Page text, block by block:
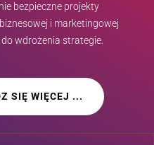
bezpieczne projekty
i marketingowej
wdrożenia strategie.
SIĘ WIĘCEJ ...